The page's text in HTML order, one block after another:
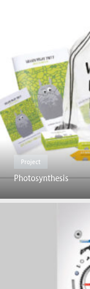
Project
Photosynthesis